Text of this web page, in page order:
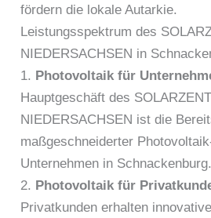
fördern die lokale Autarkie.
Leistungsspektrum des
NIEDERSACHSEN in
1. Photovoltaik für
Hauptgeschäft des
NIEDERSACHSEN ist die
maßgeschneiderter
Unternehmen in Schnackenburg.
2. Photovoltaik für
Privatkunden erhalten